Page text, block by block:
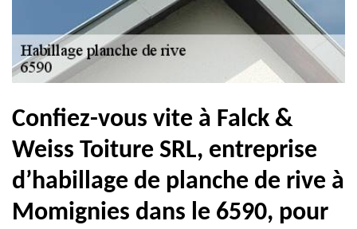
Confiez-vous vite à Falck &
Weiss Toiture SRL, entreprise
d’habillage de planche de rive à
Momignies dans le 6590, pour